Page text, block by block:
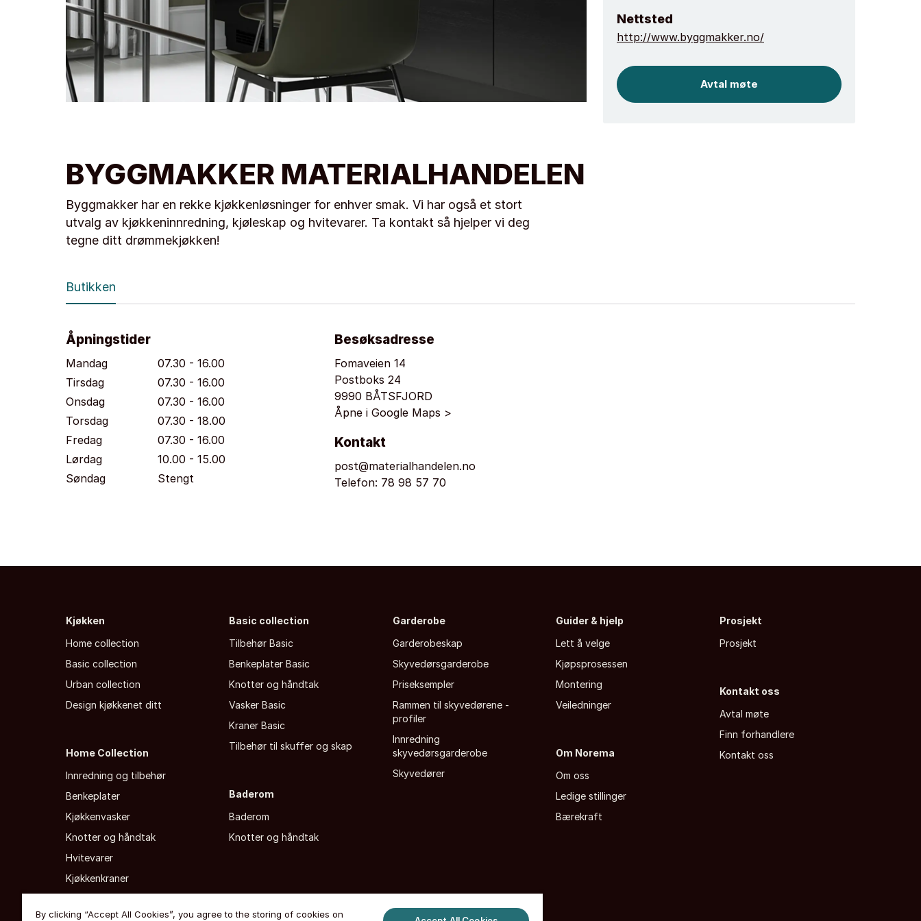
Nettsted
http://www.byggmakker.no/
Avtal møte
BYGGMAKKER MATERIALHANDELEN
Byggmakker har en rekke kjøkkenløsninger for enhver smak. Vi har også et stort
utvalg av kjøkkeninnredning, kjøleskap og hvitevarer. Ta kontakt så hjelper vi deg
tegne ditt drømmekjøkken!
Butikken
Åpningstider
Mandag
07.30 - 16.00
Tirsdag
07.30 - 16.00
Onsdag
07.30 - 16.00
Torsdag
07.30 - 18.00
Fredag
07.30 - 16.00
Lørdag
10.00 - 15.00
Søndag
Stengt
Besøksadresse
Fomaveien 14
Postboks 24
9990 BÅTSFJORD
Åpne i Google Maps >
Kontakt
post@materialhandelen.no
Telefon: 78 98 57 70
Kjøkken
Home collection
Basic collection
Urban collection
Design kjøkkenet ditt
Home Collection
Innredning og tilbehør
Benkeplater
Kjøkkenvasker
Knotter og håndtak
Hvitevarer
Kjøkkenkraner
Basic collection
Tilbehør Basic
Benkeplater Basic
Knotter og håndtak
Vasker Basic
Kraner Basic
Tilbehør til skuffer og skap
Baderom
Baderom
Knotter og håndtak
Garderobe
Garderobeskap
Skyvedørsgarderobe
Priseksempler
Rammen til skyvedørene -
profiler
Innredning
skyvedørsgarderobe
Skyvedører
Guider & hjelp
Lett å velge
Kjøpsprosessen
Montering
Veiledninger
Om Norema
Om oss
Ledige stillinger
Bærekraft
Prosjekt
Prosjekt
Kontakt oss
Avtal møte
Finn forhandlere
Kontakt oss
By clicking “Accept All Cookies”, you agree to the storing of cookies on